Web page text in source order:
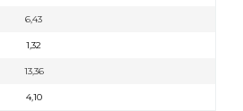
6,43
1,32
13,36
4,10